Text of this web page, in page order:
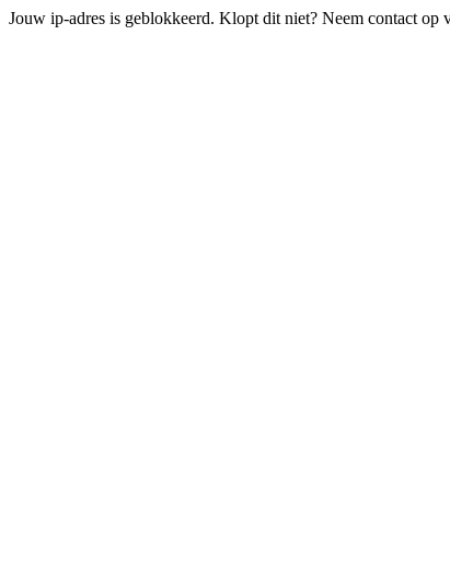
Jouw ip-adres is geblokkeerd. Klopt dit niet? Neem contact op